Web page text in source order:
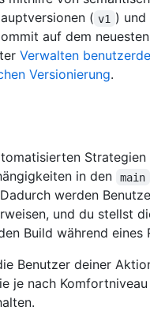
( v1 ) und
auf dem
Verwalten
Versionierung.
in den
main
werden
und du stellst
Build während eines
Benutzer deiner
je nach